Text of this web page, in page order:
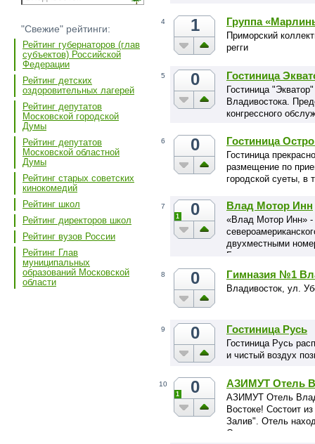
"Свежие" рейтинги:
Рейтинг губернаторов (глав
субъектов) Российской
Федерации
Рейтинг детских
оздоровительных лагерей
Рейтинг депутатов
Московской городской
Думы
Рейтинг депутатов
Московской областной
Думы
Рейтинг старых советских
кинокомедий
Рейтинг школ
Рейтинг директоров школ
Рейтинг вузов России
Рейтинг Глав
муниципальных
образований Московской
области
4 1 Группа
Приморский
регги
5 0 Гостиница
Гостиница
Владивостока.
конгрессного
6 0 Гостиница
Гостиница
размещение по
городской суеты, в
7 0
1
Влад Мотор Инн
«Влад Мотор Инн» -
двухместными
Благоприятное
стандартам
8 0 Гимназия №1
Владивосток, ул.
9 0 Гостиница Русь
Гостиница Русь
и чистый воздух
10 0
1
АЗИМУТ Отель
АЗИМУТ Отель
Востоке! Состоит
Залив". Отель
Отеля